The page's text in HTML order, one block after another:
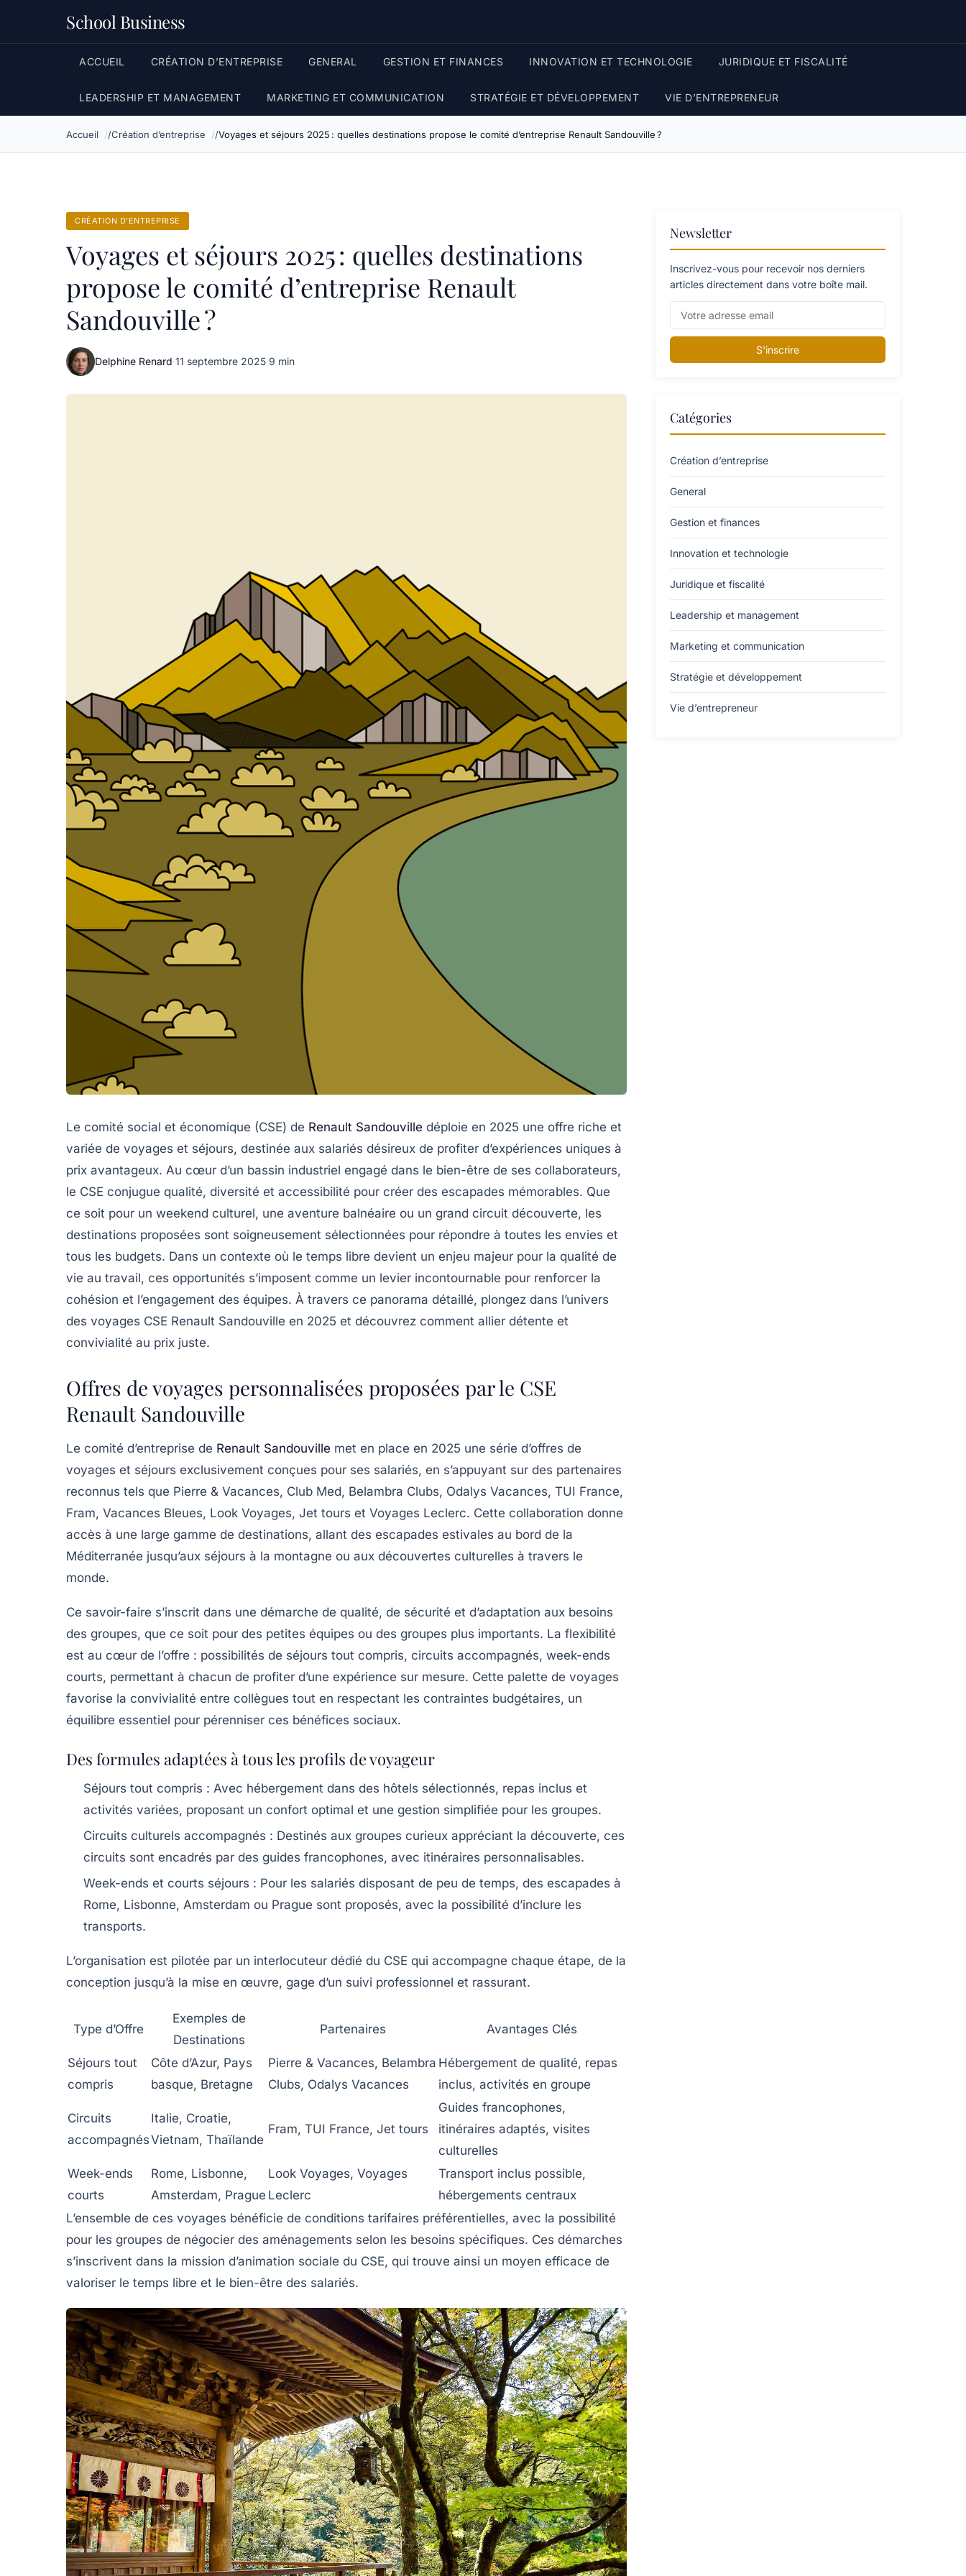
School Business
ACCUEIL CRÉATION D’ENTREPRISE GENERAL GESTION ET FINANCES INNOVATION ET TECHNOLOGIE JURIDIQUE ET FISCALITÉ
LEADERSHIP ET MANAGEMENT MARKETING ET COMMUNICATION STRATÉGIE ET DÉVELOPPEMENT VIE D’ENTREPRENEUR
Accueil Création d’entreprise Voyages et séjours 2025 : quelles destinations propose le comité d’entreprise Renault Sandouville ?
CRÉATION D’ENTREPRISE
Voyages et séjours 2025 : quelles destinations
propose le comité d’entreprise Renault
Sandouville ?
Delphine Renard·11 septembre 2025·9 min
Le comité social et économique (CSE) de Renault Sandouville déploie en 2025 une offre riche et
variée de voyages et séjours, destinée aux salariés désireux de profiter d’expériences uniques à
prix avantageux. Au cœur d’un bassin industriel engagé dans le bien-être de ses collaborateurs,
le CSE conjugue qualité, diversité et accessibilité pour créer des escapades mémorables. Que
ce soit pour un weekend culturel, une aventure balnéaire ou un grand circuit découverte, les
destinations proposées sont soigneusement sélectionnées pour répondre à toutes les envies et
tous les budgets. Dans un contexte où le temps libre devient un enjeu majeur pour la qualité de
vie au travail, ces opportunités s’imposent comme un levier incontournable pour renforcer la
cohésion et l’engagement des équipes. À travers ce panorama détaillé, plongez dans l’univers
des voyages CSE Renault Sandouville en 2025 et découvrez comment allier détente et
convivialité au prix juste.
Offres de voyages personnalisées proposées par le CSE
Renault Sandouville
Le comité d’entreprise de Renault Sandouville met en place en 2025 une série d’offres de
voyages et séjours exclusivement conçues pour ses salariés, en s’appuyant sur des partenaires
reconnus tels que Pierre & Vacances, Club Med, Belambra Clubs, Odalys Vacances, TUI France,
Fram, Vacances Bleues, Look Voyages, Jet tours et Voyages Leclerc. Cette collaboration donne
accès à une large gamme de destinations, allant des escapades estivales au bord de la
Méditerranée jusqu’aux séjours à la montagne ou aux découvertes culturelles à travers le
monde.
Ce savoir-faire s’inscrit dans une démarche de qualité, de sécurité et d’adaptation aux besoins
des groupes, que ce soit pour des petites équipes ou des groupes plus importants. La flexibilité
est au cœur de l’offre : possibilités de séjours tout compris, circuits accompagnés, week-ends
courts, permettant à chacun de profiter d’une expérience sur mesure. Cette palette de voyages
favorise la convivialité entre collègues tout en respectant les contraintes budgétaires, un
équilibre essentiel pour pérenniser ces bénéfices sociaux.
Des formules adaptées à tous les profils de voyageur
Séjours tout compris : Avec hébergement dans des hôtels sélectionnés, repas inclus et
activités variées, proposant un confort optimal et une gestion simplifiée pour les groupes.
Circuits culturels accompagnés : Destinés aux groupes curieux appréciant la découverte, ces
circuits sont encadrés par des guides francophones, avec itinéraires personnalisables.
Week-ends et courts séjours : Pour les salariés disposant de peu de temps, des escapades à
Rome, Lisbonne, Amsterdam ou Prague sont proposés, avec la possibilité d’inclure les
transports.
L’organisation est pilotée par un interlocuteur dédié du CSE qui accompagne chaque étape, de la
conception jusqu’à la mise en œuvre, gage d’un suivi professionnel et rassurant.
Type d’Offre
Exemples de
Destinations
Partenaires Avantages Clés
Séjours tout
compris
Côte d’Azur, Pays
basque, Bretagne
Pierre & Vacances, Belambra
Clubs, Odalys Vacances
Hébergement de qualité, repas
inclus, activités en groupe
Circuits
accompagnés
Italie, Croatie,
Vietnam, Thaïlande
Fram, TUI France, Jet tours
Guides francophones,
itinéraires adaptés, visites
culturelles
Week-ends
courts
Rome, Lisbonne,
Amsterdam, Prague
Look Voyages, Voyages
Leclerc
Transport inclus possible,
hébergements centraux
L’ensemble de ces voyages bénéficie de conditions tarifaires préférentielles, avec la possibilité
pour les groupes de négocier des aménagements selon les besoins spécifiques. Ces démarches
s’inscrivent dans la mission d’animation sociale du CSE, qui trouve ainsi un moyen efficace de
valoriser le temps libre et le bien-être des salariés.
Newsletter
Inscrivez-vous pour recevoir nos derniers
articles directement dans votre boîte mail.
S'inscrire
Catégories
Création d’entreprise
General
Gestion et finances
Innovation et technologie
Juridique et fiscalité
Leadership et management
Marketing et communication
Stratégie et développement
Vie d’entrepreneur